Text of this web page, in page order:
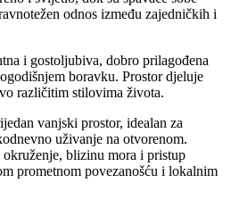
odnos između zajedničkih i
i gostoljubiva, dobro prilagođena
boravku. Prostor djeluje
različitim stilovima života.
vanjski prostor, idealan za
uživanje na otvorenom.
blizinu mora i pristup
prometnom povezanošću i lokalnim